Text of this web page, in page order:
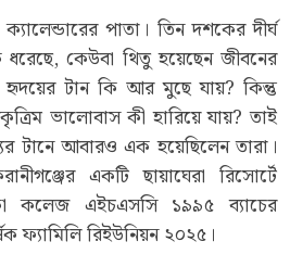
পাতা। তিন দশকের দীর্ঘ
কেউবা থিতু হয়েছেন জীবনের
হৃদয়ের টান কি আর মুছে যায়? কিন্তু
ভালোবাস কী হারিয়ে যায়? তাই
টানে আবারও এক হয়েছিলেন তারা।
একটি ছায়াঘেরা রিসোর্টে
কলেজ এইচএসসি ১৯৯৫ ব্যাচের
ফ্যামিলি রিইউনিয়ন ২০২৫।